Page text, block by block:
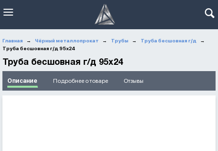
Главная → Чёрный металлопрокат → Трубы → Труба бесшовная г/д →
Труба бесшовная г/д 95х24
Труба бесшовная г/д 95х24
Описание Подробнее о товаре Отзывы